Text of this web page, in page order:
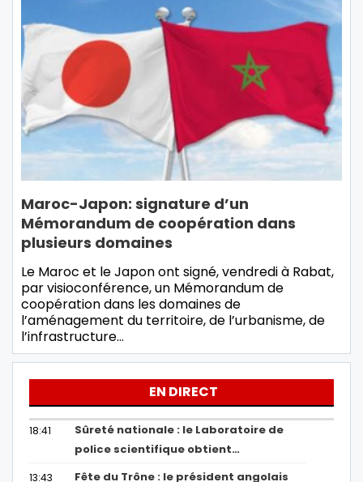
Maroc-Japon: signature d’un
Mémorandum de coopération dans
plusieurs domaines
Le Maroc et le Japon ont signé, vendredi à Rabat,
par visioconférence, un Mémorandum de
coopération dans les domaines de
l’aménagement du territoire, de l’urbanisme, de
l’infrastructure…
EN DIRECT
18:41
Sûreté nationale : le Laboratoire de
police scientifique obtient…
13:43 Fête du Trône : le président angolais